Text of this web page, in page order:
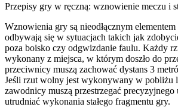
Przepisy gry w ręczną: wznowienie meczu i
Wznowienia gry są nieodłącznym
odbywają się w sytuacjach takich jak
poza boisko czy odgwizdanie faulu. Każdy
wykonany z miejsca, w którym doszło do
przeciwnicy muszą zachować dystans 3
Jeśli rzut wolny jest wykonywany w pobliżu
zawodnicy muszą przestrzegać precyzyjnego
utrudniać wykonania stałego fragmentu gry.